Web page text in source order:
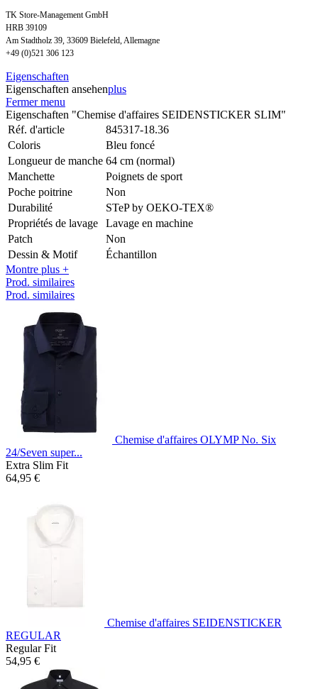
TK Store-Management GmbH
HRB 39109
Am Stadtholz 39, 33609 Bielefeld, Allemagne
+49 (0)521 306 123
Eigenschaften
Eigenschaften ansehenplus
Fermer menu
Eigenschaften "Chemise d'affaires SEIDENSTICKER SLIM"
Réf. d'article
845317-18.36
Coloris
Bleu foncé
Longueur de manche 64 cm (normal)
Manchette
Poignets de sport
Poche poitrine
Non
Durabilité
STeP by OEKO-TEX®
Propriétés de lavage
Lavage en machine
Patch
Non
Dessin & Motif
Échantillon
Montre plus +
Prod. similaires
Prod. similaires
Chemise d'affaires OLYMP No. Six
24/Seven super...
Extra Slim Fit
64,95 €
Chemise d'affaires SEIDENSTICKER
REGULAR
Regular Fit
54,95 €